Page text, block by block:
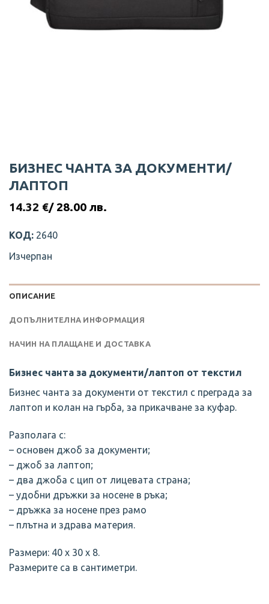
БИЗНЕС ЧАНТА ЗА ДОКУМЕНТИ/
ЛАПТОП
14.32 €/ 28.00 лв.
КОД: 2640
Изчерпан
ОПИСАНИЕ
ДОПЪЛНИТЕЛНА ИНФОРМАЦИЯ
НАЧИН НА ПЛАЩАНЕ И ДОСТАВКА
Бизнес чанта за документи/лаптоп от текстил
Бизнес чанта за документи от текстил с преграда за
лаптоп и колан на гърба, за прикачване за куфар.
Разполага с:
– основен джоб за документи;
– джоб за лаптоп;
– два джоба с цип от лицевата страна;
– удобни дръжки за носене в ръка;
– дръжка за носене през рамо
– плътна и здрава материя.
Размери: 40 х 30 х 8.
Размерите са в сантиметри.